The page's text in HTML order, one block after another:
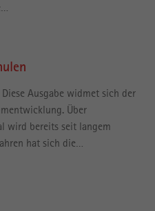
Ausgabe widmet sich der
Über
wird bereits seit langem
hat sich die…